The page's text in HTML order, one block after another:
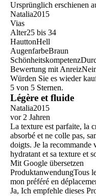
Ursprünglich erschienen
Natalia2015
Vias
Alter25 bis 34
HauttonHell
AugenfarbeBraun
Schönheitskompetenz
Bewertung mit Anreiz
Würden Sie es wieder
5 von 5 Sternen.
Légère et fluide
Natalia2015
vor 2 Jahren
La texture est parfaite, la
absorbé et ne colle pas,
doigts. Je la recommande
hydratant et sa texture et
Mit Google übersetzen
ProduktanwendungTous
mon préféré en
Ja, Ich empfehle dieses